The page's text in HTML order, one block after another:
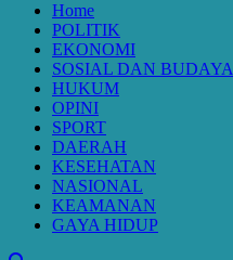
Home
POLITIK
EKONOMI
SOSIAL DAN BUDAYA
HUKUM
OPINI
SPORT
DAERAH
KESEHATAN
NASIONAL
KEAMANAN
GAYA HIDUP